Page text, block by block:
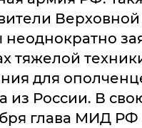
тяжелой
для
из России. В
глава МИД РФ